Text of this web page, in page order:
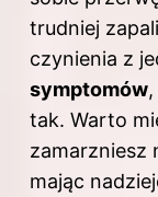
trudniej
czynienia z
symptomów
tak. Warto
zamarzniesz
mając